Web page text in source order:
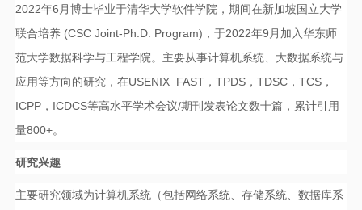
2022年6月博士毕业于清华大学软件学院 ，期间在新加坡国立大学
联合培养 (CSC Joint-Ph.D. Program)，于2022年9月加入华东师
范大学数据科学与工程学院。主要从事计算机系统、大数据系统与
应用等方向的研究，在USENIX FAST，TPDS，TDSC，TCS，
ICPP，ICDCS等高水平学术会议/期刊发表论文数十篇，累计引用
量800+。
研究兴趣
主要研究领域为计算机系统（包括网络系统、存储系统、数据库系